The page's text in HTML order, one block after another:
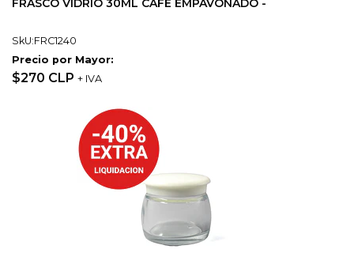
FRASCO VIDRIO 30ML CAFE EMPAVONADO -
SkU:FRC1240
Precio por Mayor:
$270 CLP + IVA